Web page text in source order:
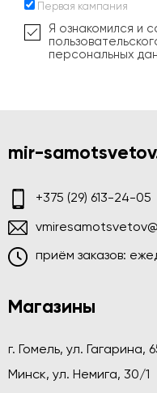
Первая кампания
Я ознакомился и
персональных
mir-
+375 (29) 613-24-05
приём заказов:
Магазины
г. Гомель, ул. Гагарина,
Минск, ул. Немига, 30/1